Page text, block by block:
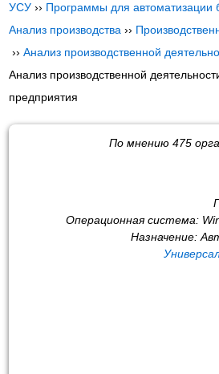
УСУ ›› Программы для автоматизации
Анализ производства ››
››Анализ производственной
Анализ производственной
предприятия
По мнению 475
Операционная система:
Назначение: